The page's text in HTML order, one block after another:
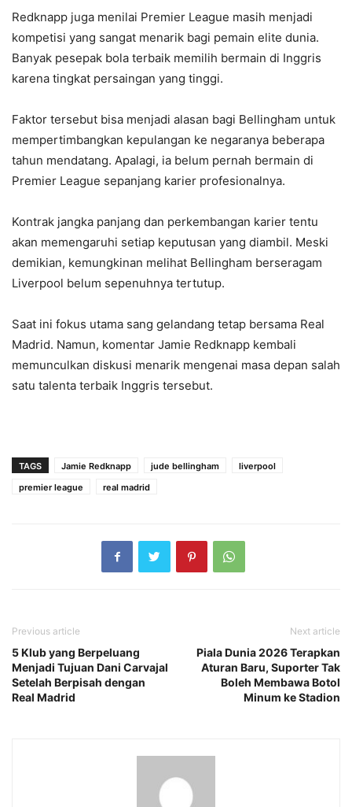
Redknapp juga menilai Premier League masih menjadi
kompetisi yang sangat menarik bagi pemain elite dunia.
Banyak pesepak bola terbaik memilih bermain di Inggris
karena tingkat persaingan yang tinggi.
Faktor tersebut bisa menjadi alasan bagi Bellingham untuk
mempertimbangkan kepulangan ke negaranya beberapa
tahun mendatang. Apalagi, ia belum pernah bermain di
Premier League sepanjang karier profesionalnya.
Kontrak jangka panjang dan perkembangan karier tentu
akan memengaruhi setiap keputusan yang diambil. Meski
demikian, kemungkinan melihat Bellingham berseragam
Liverpool belum sepenuhnya tertutup.
Saat ini fokus utama sang gelandang tetap bersama Real
Madrid. Namun, komentar Jamie Redknapp kembali
memunculkan diskusi menarik mengenai masa depan salah
satu talenta terbaik Inggris tersebut.
TAGS Jamie Redknapp jude bellingham
liverpool
premier league
real madrid
Previous article
5 Klub yang Berpeluang
Menjadi Tujuan Dani Carvajal
Setelah Berpisah dengan
Real Madrid
Next article
Piala Dunia 2026 Terapkan
Aturan Baru, Suporter Tak
Boleh Membawa Botol
Minum ke Stadion